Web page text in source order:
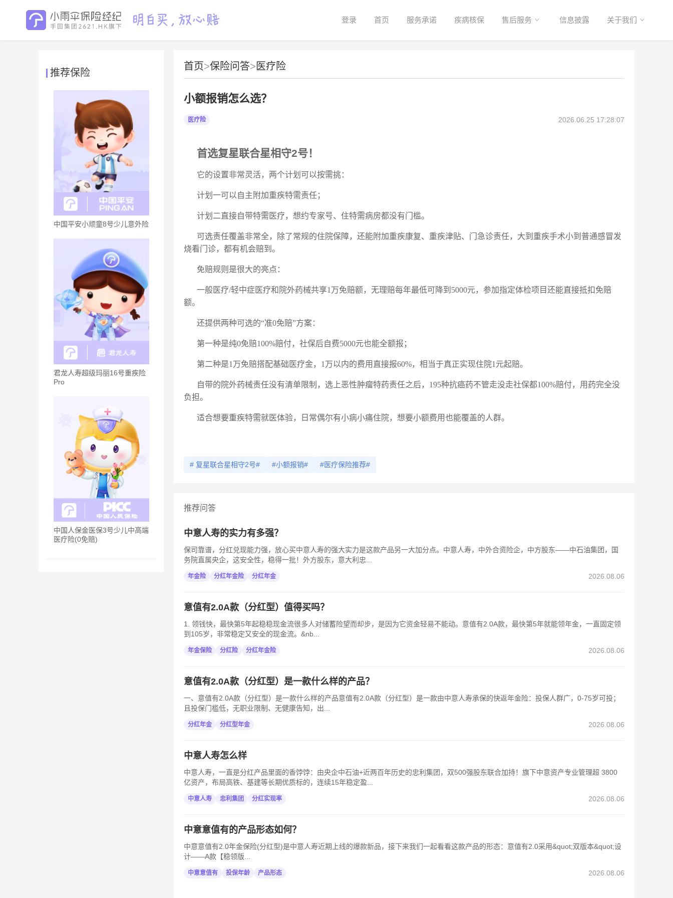
登录 首页 服务承诺 疾病核保 售后服务 信息披露 关于我们
推荐保险
中国平安小顽童8号少儿意外险
君龙人寿超级玛丽16号重疾险
Pro
中国人保金医保3号少儿中高端
医疗险(0免赔)
首页>保险问答> 医疗险
小额报销怎么选？
医疗险 2026.06.25 17:28:07
首选复星联合星相守2号！
它的设置非常灵活，两个计划可以按需挑：
计划一可以自主附加重疾特需责任；
计划二直接自带特需医疗，想约专家号、住特需病房都没有门槛。
可选责任覆盖非常全，除了常规的住院保障，还能附加重疾康复、重疾津贴、门急诊责任，大到重疾手术小到普通感冒发
烧看门诊，都有机会赔到。
免赔规则是很大的亮点：
一般医疗/轻中症医疗和院外药械共享1万免赔额，无理赔每年最低可降到5000元，参加指定体检项目还能直接抵扣免赔
额。
还提供两种可选的“准0免赔”方案：
第一种是纯0免赔100%赔付，社保后自费5000元也能全额报；
第二种是1万免赔搭配基础医疗金，1万以内的费用直接报60%，相当于真正实现住院1元起赔。
自带的院外药械责任没有清单限制，选上恶性肿瘤特药责任之后，195种抗癌药不管走没走社保都100%赔付，用药完全没
负担。
适合想要重疾特需就医体验，日常偶尔有小病小痛住院，想要小额费用也能覆盖的人群。
# 复星联合星相守2号# #小额报销# #医疗保险推荐#
推荐问答
中意人寿的实力有多强？
保司靠谱，分红兑现能力强，放心买中意人寿的强大实力是这款产品另一大加分点。中意人寿，中外合资险企，中方股东——中石油集团，国
务院直属央企，这安全性，稳得一批！外方股东，意大利忠...
年金险 分红年金险 分红年金 2026.08.06
意值有2.0A款（分红型）值得买吗？
1. 领钱快，最快第5年起稳稳现金流很多人对储蓄险望而却步，是因为它资金轻易不能动。意值有2.0A款，最快第5年就能领年金，一直固定领
到105岁，非常稳定又安全的现金流。&nb...
年金保险 分红险 分红年金险 2026.08.06
意值有2.0A款（分红型）是一款什么样的产品？
一、意值有2.0A款（分红型）是一款什么样的产品意值有2.0A款（分红型）是一款由中意人寿承保的快返年金险：投保人群广，0-75岁可投；
且投保门槛低，无职业限制、无健康告知，出...
分红年金 分红型年金 2026.08.06
​中意人寿怎么样
中意人寿，一直是分红产品里面的香饽饽：由央企中石油+近两百年历史的忠利集团，双500强股东联合加持！旗下中意资产专业管理超 3800
亿资产，布局高铁、基建等长期优质标的，连续15年稳定盈...
​中意人寿 忠利集团 分红实现率 2026.08.06
中意意值有的产品形态如何？
中意意值有2.0年金保险(分红型)是中意人寿近期上线的爆款新品，接下来我们一起看看这款产品的形态：意值有2.0采用&quot;双版本&quot;设
计——A款【稳领版...
中意意值有 投保年龄 产品形态 2026.08.06